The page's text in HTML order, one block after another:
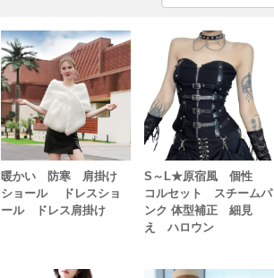
暖かい 防寒 肩掛け
ショール ドレスショ
ール ドレス肩掛け
S～L★原宿風 個性
コルセット スチームパ
ンク 体型補正 細見
え ハロウン